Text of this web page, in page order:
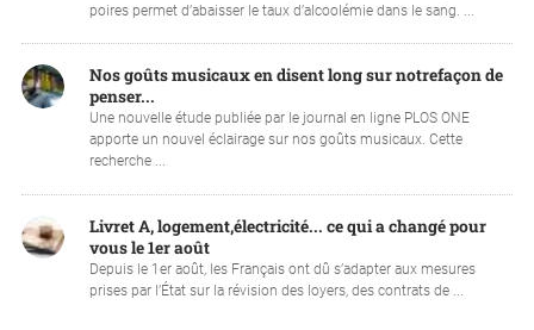
poires permet d’abaisser le taux d’alcoolémie dans le sang. ...
Nos goûts musicaux en disent long sur notrefaçon de
penser...
Une nouvelle étude publiée par le journal en ligne PLOS ONE
apporte un nouvel éclairage sur nos goûts musicaux. Cette
recherche ...
Livret A, logement,électricité... ce qui a changé pour
vous le 1er août
Depuis le 1er août, les Français ont dû s’adapter aux mesures
prises par l’État sur la révision des loyers, des contrats de ...